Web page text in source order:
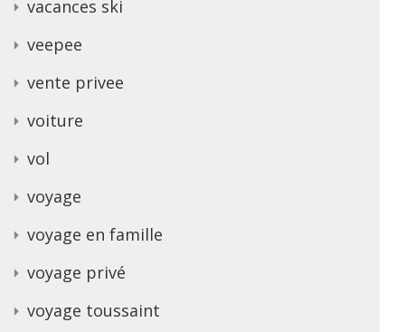
vacances ski
veepee
vente privee
voiture
vol
voyage
voyage en famille
voyage privé
voyage toussaint